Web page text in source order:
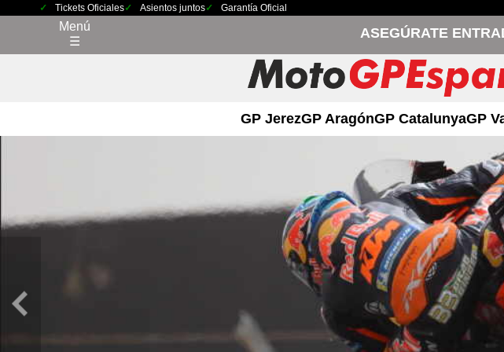
Tickets Oficiales Asientos juntos Garantía Oficial
Menú
☰
ASEGÚRATE
GP JerezGP AragónGP CatalunyaGP